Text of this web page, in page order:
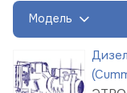
Модель